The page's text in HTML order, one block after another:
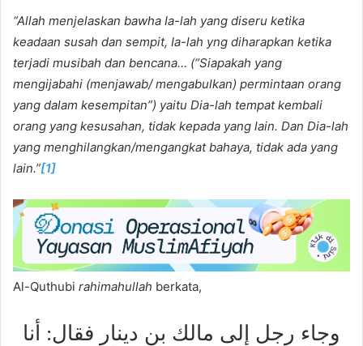
“Allah menjelaskan bawha Ia-lah yang diseru ketika
keadaan susah dan sempit, Ia-lah yng diharapkan ketika
terjadi musibah dan bencana… (“Siapakah yang
mengijabahi (menjawab/ mengabulkan) permintaan orang
yang dalam kesempitan”) yaitu Dia-lah tempat kembali
orang yang kesusahan, tidak kepada yang lain. Dan Dia-lah
yang menghilangkan/mengangkat bahaya, tidak ada yang
lain.”[1]
Al-Quthubi rahimahullah berkata,
وجاء رجل إلى مالك بن دينار فقال: أنا